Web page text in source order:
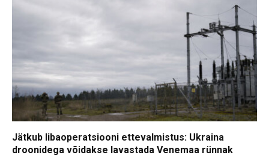
Jätkub libaoperatsiooni ettevalmistus: Ukraina
droonidega võidakse lavastada Venemaa rünnak